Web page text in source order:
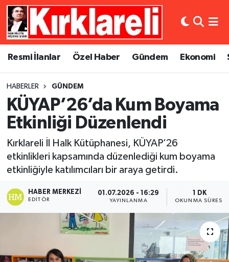
Resmi İlanlar Özel Haber Gündem Ekonomi
HABERLER GÜNDEM
KÜYAP’26’da Kum Boyama
Etkinliği Düzenlendi
Kırklareli İl Halk Kütüphanesi, KÜYAP’26
etkinlikleri kapsamında düzenlediği kum boyama
etkinliğiyle katılımcıları bir araya getirdi.
HABER MERKEZI
EDITÖR
01.07.2026 - 16:29
YAYINLANMA
1 DK
OKUNMA SÜRESI
Resmi İlanlar
Gündem
Ekonomi
Siyaset
Spor
Asayiş
Dünya
Eğitim
Kültür Sanat
Magazin
Medya
Künye
Gizlilik Sözleşmesi
Merkez Nöbetçi Eczaneler
Merkez Trafik Yoğunluk Haritası
Süper Lig Puan Durumu ve Fikstür
Tüm Manşetler
Son Dakika Haberleri
Haber Arşivi